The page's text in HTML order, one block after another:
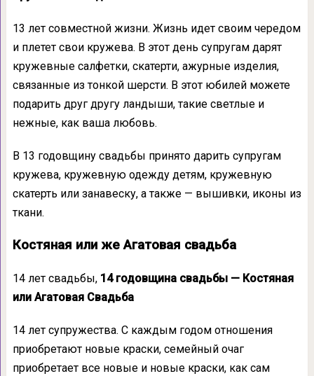
13 лет совместной жизни. Жизнь идет своим чередом
и плетет свои кружева. В этот день супругам дарят
кружевные салфетки, скатерти, ажурные изделия,
связанные из тонкой шерсти. В этот юбилей можете
подарить друг другу ландыши, такие светлые и
нежные, как ваша любовь.
В 13 годовщину свадьбы принято дарить супругам
кружева, кружевную одежду детям, кружевную
скатерть или занавеску, а также — вышивки, иконы из
ткани.
Костяная или же Агатовая свадьба
14 лет свадьбы, 14 годовщина свадьбы — Костяная
или Агатовая Свадьба
14 лет супружества. С каждым годом отношения
приобретают новые краски, семейный очаг
приобретает все новые и новые краски, как сам